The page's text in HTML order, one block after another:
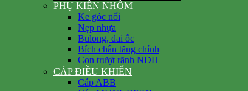
PHỤ KIỆN NHÔM
Ke góc nổi
Nẹp nhựa
Bulong, đai ốc
Bích chân tăng chỉnh
Con trượt rãnh NĐH
CÁP ĐIỀU KHIỂN
Cáp ABB